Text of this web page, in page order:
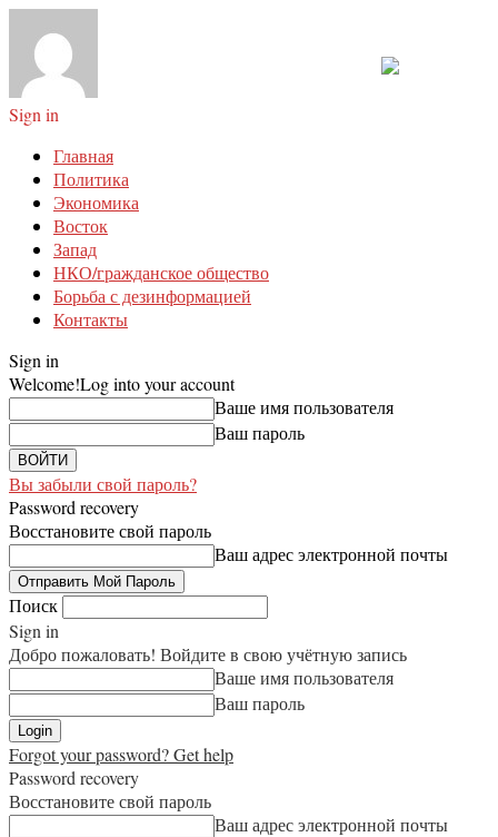
Sign in
Главная
Политика
Экономика
Восток
Запад
НКО/гражданское общество
Борьба с дезинформацией
Контакты
Sign in
Welcome!Log into your account
Ваше имя пользователя
Ваш пароль
Вы забыли свой пароль?
Password recovery
Восстановите свой пароль
Ваш адрес электронной почты
Поиск
Sign in
Добро пожаловать! Войдите в свою учётную запись
Ваше имя пользователя
Ваш пароль
Forgot your password? Get help
Password recovery
Восстановите свой пароль
Ваш адрес электронной почты